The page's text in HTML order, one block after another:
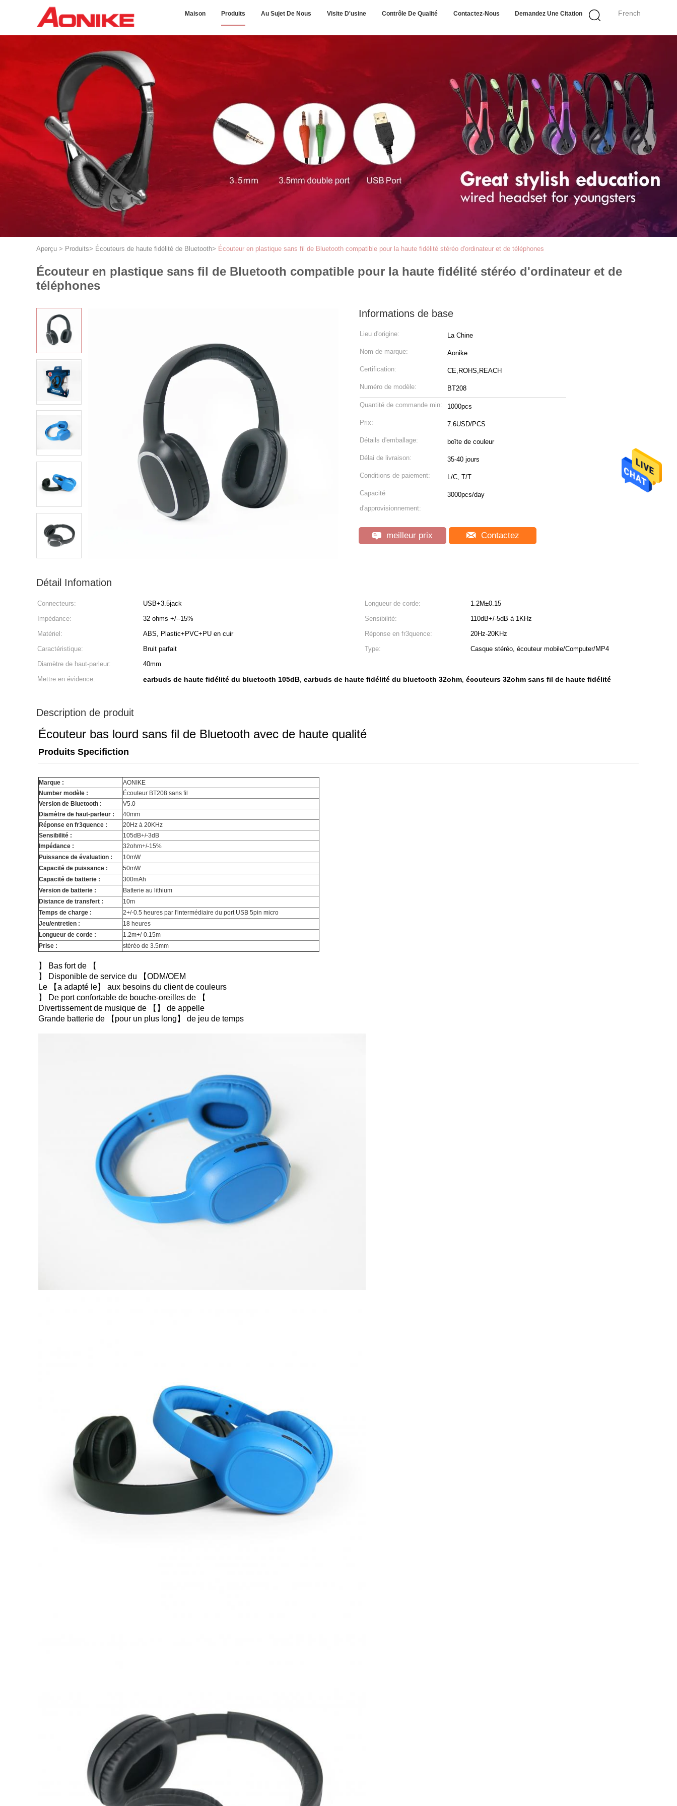
French
Maison Produits Au Sujet De Nous Visite D'usine Contrôle De Qualité Contactez-Nous Demandez Une Citation
Aperçu > Produits> Écouteurs de haute fidélité de Bluetooth> Écouteur en plastique sans fil de Bluetooth compatible pour la haute fidélité stéréo d'ordinateur et de téléphones
Écouteur en plastique sans fil de Bluetooth compatible pour la haute fidélité stéréo d'ordinateur et de
téléphones
Informations de base
Lieu d'origine: La Chine
Nom de marque: Aonike
Certification: CE,ROHS,REACH
Numéro de modèle: BT208
Quantité de commande min: 1000pcs
Prix: 7.6USD/PCS
Détails d'emballage: boîte de couleur
Délai de livraison: 35-40 jours
Conditions de paiement: L/C, T/T
Capacité
d'approvisionnement:
3000pcs/day
meilleur prix Contactez
Détail Infomation
Connecteurs: USB+3.5jack Longueur de corde:
1.2M±0.15
Impédance:
32 ohms +/--15% Sensibilité:
110dB+/-5dB à 1KHz
Matériel:
ABS, Plastic+PVC+PU en cuir Réponse en fr3quence:
20Hz-20KHz
Caractéristique:
Bruit parfait Type:
Casque stéréo, écouteur mobile/Computer/MP4
Diamètre de haut-parleur:
40mm
Mettre en évidence:
earbuds de haute fidélité du bluetooth 105dB, earbuds de haute fidélité du bluetooth 32ohm, écouteurs 32ohm sans fil de haute fidélité
Description de produit
Écouteur bas lourd sans fil de Bluetooth avec de haute qualité
Produits Specifiction
Marque :
AONIKE
Number modèle :
Écouteur BT208 sans fil
Version de Bluetooth :
V5.0
Diamètre de haut-parleur :
40mm
Réponse en fr3quence :
20Hz à 20KHz
Sensibilité :
105dB+/-3dB
Impédance :
32ohm+/-15%
Puissance de évaluation :
10mW
Capacité de puissance :
50mW
Capacité de batterie :
300mAh
Version de batterie :
Batterie au lithium
Distance de transfert :
10m
Temps de charge :
2+/-0.5 heures par l'intermédiaire du port USB 5pin micro
Jeu/entretien :
18 heures
Longueur de corde :
1.2m+/-0.15m
Prise :
stéréo de 3.5mm
】 Bas fort de 【
】 Disponible de service du 【ODM/OEM
Le 【a adapté le】 aux besoins du client de couleurs
】 De port confortable de bouche-oreilles de 【
Divertissement de musique de 【】 de appelle
Grande batterie de 【pour un plus long】 de jeu de temps